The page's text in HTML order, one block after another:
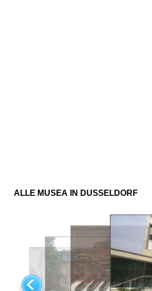
ALLE MUSEA IN DUSSELDORF